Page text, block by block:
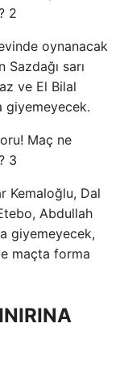
oynanacak
sarı
ve El Bilal
giyemeyecek.
Kemaloğlu, Dal
Abdullah
giyemeyecek,
maçta forma